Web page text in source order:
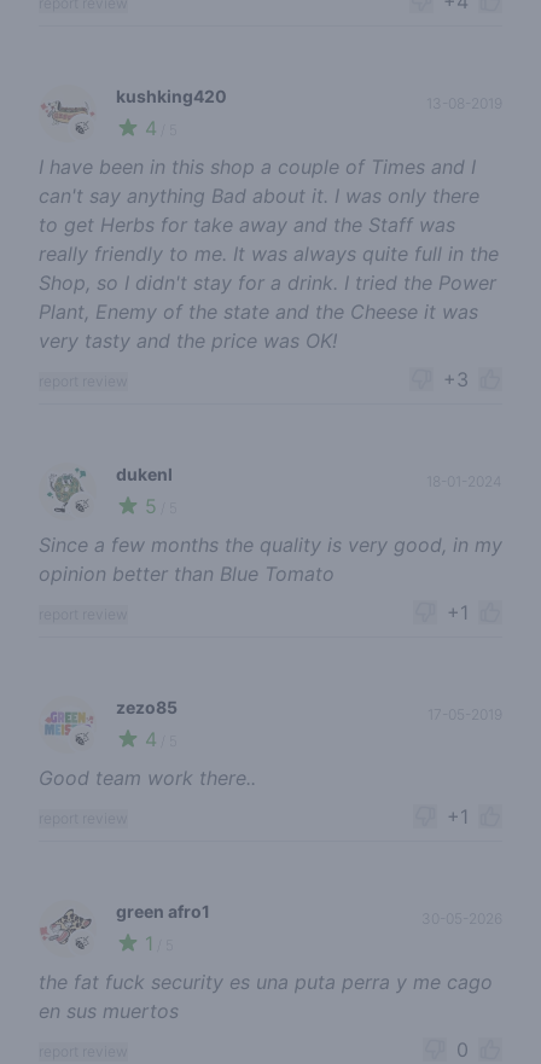
🍃
kushking420
4
13-08-2019
I have been in this shop a couple of Times and I
can't say anything Bad about it. I was only there
to get Herbs for take away and the Staff was
really friendly to me. It was always quite full in the
Shop, so I didn't stay for a drink. I tried the Power
Plant, Enemy of the state and the Cheese it was
very tasty and the price was OK!
+3
🍃
dukenl
5
Since a few months the quality is very good, in my
opinion better than Blue Tomato
+1
🍃
zezo85
4
Good team work there..
+1
🍃
green afro1
1
30-05-2026
the fat fuck security es una puta perra y me cago
en sus muertos
0